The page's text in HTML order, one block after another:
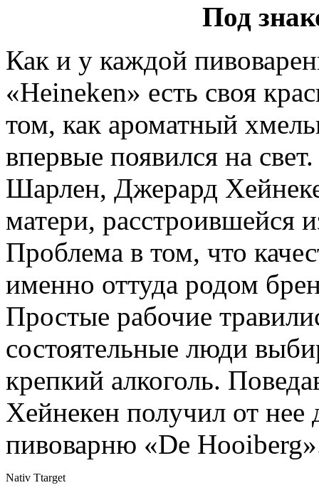
Под
Как и у каждой
«Heineken» есть своя
том, как ароматный
впервые появился на
Шарлен, Джерард
матери, расстроившейся
Проблема в том, что
именно оттуда родом
Простые рабочие
состоятельные люди
крепкий алкоголь.
Хейнекен получил от нее
пивоварню «De
Nativ Ttarget